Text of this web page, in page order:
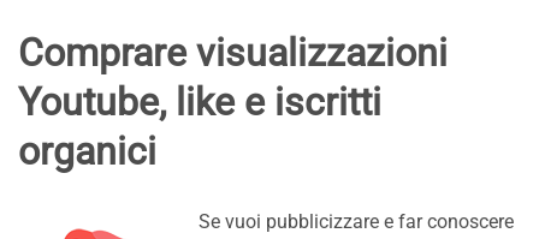
Comprare visualizzazioni
Youtube, like e iscritti
organici
Se vuoi pubblicizzare e far conoscere